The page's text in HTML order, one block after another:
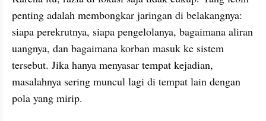
penting adalah membongkar jaringan di belakangnya:
siapa perekrutnya, siapa pengelolanya, bagaimana aliran
uangnya, dan bagaimana korban masuk ke sistem
tersebut. Jika hanya menyasar tempat kejadian,
masalahnya sering muncul lagi di tempat lain dengan
pola yang mirip.